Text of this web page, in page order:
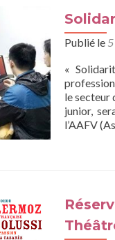
Publié le
«
le secteur
junior,
l’AAFV